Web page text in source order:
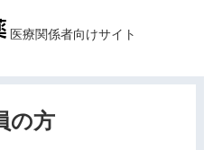
医療関係者向けサイト
の方